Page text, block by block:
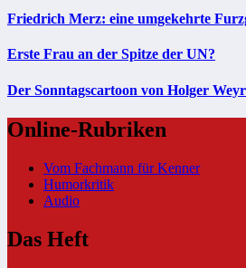
Friedrich Merz: eine umgekehrte
Erste Frau an der Spitze der UN?
Der Sonntagscartoon von Holger
Online-Rubriken
Vom Fachmann für Kenner
Humorkritik
Audio
Das Heft